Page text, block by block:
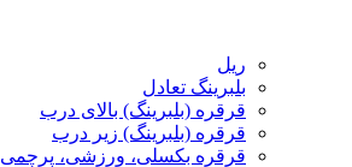
ریل
بلبرینگ تعادل
قرقره (بلبرینگ) بالای درب
قرقره (بلبرینگ) زیر درب
قرقره بکسلی، ورزشی، پرچمی